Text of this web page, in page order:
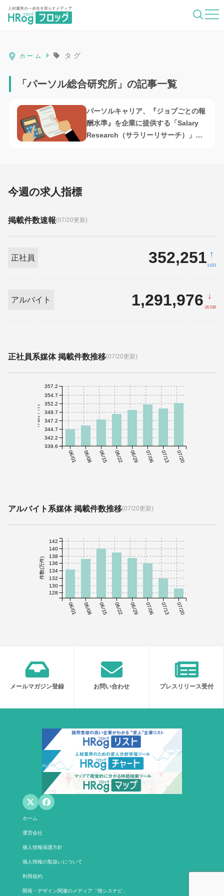
HRog | 人材業界の一歩先を照らすメディ
ホーム タグ
「パーソル総合研究所」の記事一覧
パーソルキャリア、『ジョブごとの報
酬水準』を企業に提供する「Salary
Research（サラリーリサーチ）」無
今週の求人指標
掲載件数速報(07/20更新)
正社員 352,251 ↑
1,621
アルバイト 1,291,976 ↓
-26,536
正社員系媒体 掲載件数推移(07/20更新)
06/01 06/08 06/15 06/22 06/29 07/06 07/13 07/20
件数(千件)
339.6
342.2
344.7
347.2
349.7
352.2
354.7
357.2
アルバイト系媒体 掲載件数推移(07/20更新)
06/01 06/08 06/15 06/22 06/29 07/06 07/13 07/20
件数(万件)
128
130
132
134
136
138
140
142
メールマガジン登録 お問い合わせ プレスリリース受付
ホーム
運営会社
個人情報保護方針
個人情報の取扱いについて
利用規約
開発・デザイン関連のメディア「情シスナビ」